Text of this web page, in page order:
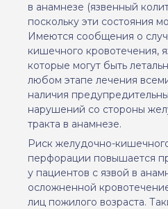
в анамнезе (язвенный
поскольку эти состояния
Имеются сообщения о
кишечного кровотечения,
которые могут быть
любом этапе лечения
наличия
нарушений со стороны
тракта в анамнезе.
Риск желудочно-
перфорации повышается
у пациентов с язвой в
осложненной
лиц пожилого возраста.